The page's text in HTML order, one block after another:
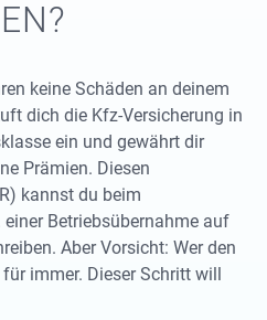
keine Schäden an deinem
dich die Kfz-Versicherung in
ein und gewährt dir
Prämien. Diesen
kannst du beim
Betriebsübernahme auf
Aber Vorsicht: Wer den
immer. Dieser Schritt will